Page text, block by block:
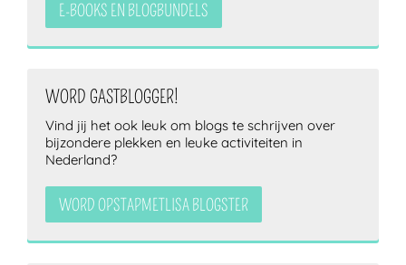
E-BOOKS EN BLOGBUNDELS
WORD GASTBLOGGER!
Vind jij het ook leuk om blogs te schrijven over
bijzondere plekken en leuke activiteiten in
Nederland?
WORD OPSTAPMETLISA BLOGSTER